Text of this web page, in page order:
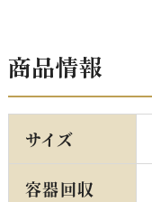
商品情報
サイズ
容器回収